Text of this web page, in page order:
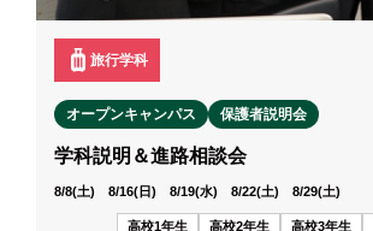
旅行学科
オープンキャンパス 保護者説明会
学科説明＆進路相談会
8/8(土) 8/16(日) 8/19(水) 8/22(土) 8/29(土)
高校1年生 高校2年生 高校3年生